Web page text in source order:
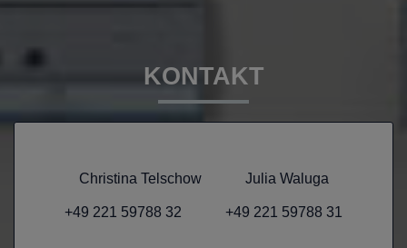
KONTAKT
Christina Telschow Julia Waluga
+49 221 59788 32 +49 221 59788 31